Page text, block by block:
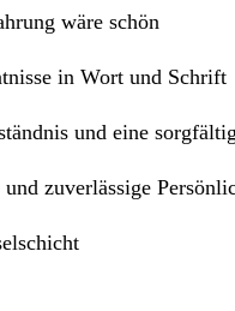
wäre schön
in Wort und Schrift
und eine
zuverlässige